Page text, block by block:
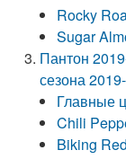
Rocky
Sugar
Пантон
сезона
Главные
Chili
Biking